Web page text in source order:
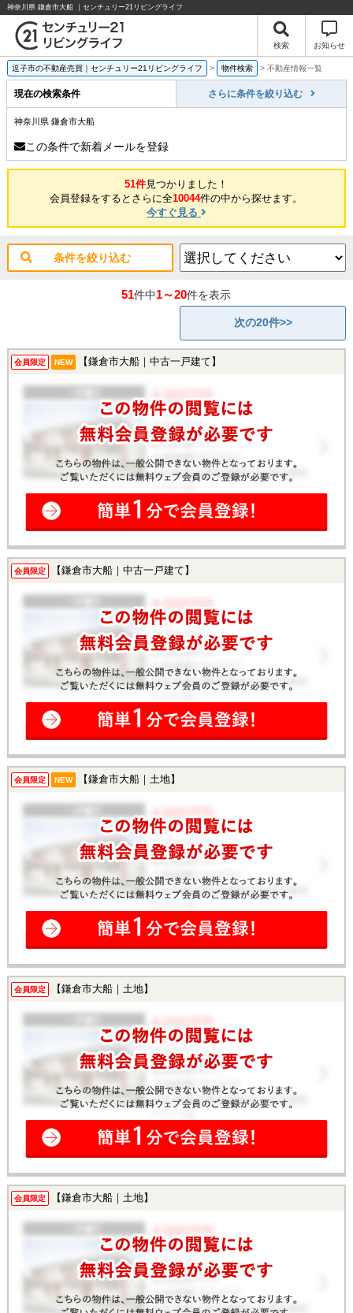
神奈川県 鎌倉市大船 ｜センチュリー21リビングライフ
検索 お知らせ
逗子市の不動産売買｜センチュリー21リビングライフ > 物件検索 > 不動産情報一覧
現在の検索条件 さらに条件を絞り込む
神奈川県 鎌倉市大船
この条件で新着メールを登録
51件見つかりました！
会員登録をするとさらに全10044件の中から探せます。
今すぐ見る
条件を絞り込む
51件中1～20件を表示
次の20件>>
会員限定 NEW 【鎌倉市大船｜中古一戸建て】
会員限定 【鎌倉市大船｜中古一戸建て】
会員限定 NEW 【鎌倉市大船｜土地】
会員限定 【鎌倉市大船｜土地】
会員限定 【鎌倉市大船｜土地】